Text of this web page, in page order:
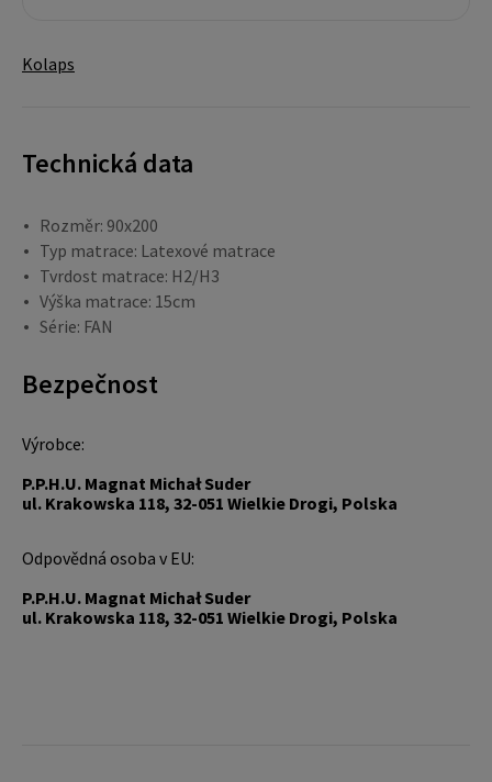
Kolaps
Technická data
Rozměr: 90x200
Typ matrace: Latexové matrace
Tvrdost matrace: H2/H3
Výška matrace: 15cm
Série: FAN
Bezpečnost
Výrobce:
P.P.H.U. Magnat Michał Suder
ul. Krakowska 118, 32-051 Wielkie Drogi, Polska
Odpovědná osoba v EU:
P.P.H.U. Magnat Michał Suder
ul. Krakowska 118, 32-051 Wielkie Drogi, Polska